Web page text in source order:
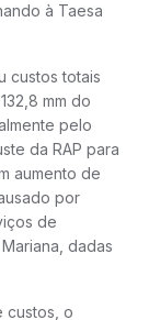
à Taesa
custos totais
mm do
pelo
da RAP para
aumento de
por
de
dadas
custos, o